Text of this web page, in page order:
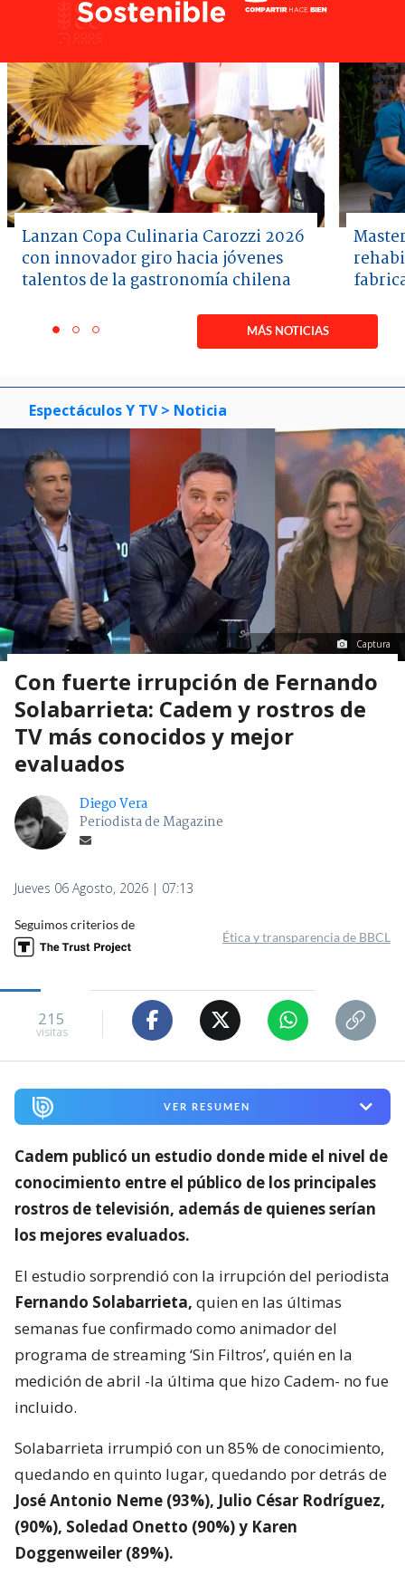
Lanzan Copa Culinaria Carozzi 2026
con innovador giro hacia jóvenes
talentos de la gastronomía chilena
itemitemitem
MÁS NOTICIAS
Espectáculos Y TV > Noticia
Captura
Con fuerte irrupción de Fernando
Solabarrieta: Cadem y rostros de
TV más conocidos y mejor
evaluados
Diego Vera
Periodista de Magazine
Jueves 06 Agosto, 2026 | 07:13
Seguimos criterios de
Ética y transparencia de BBCL
215
visitas
VER RESUMEN
Cadem publicó un estudio donde mide el nivel de
conocimiento entre el público de los principales
rostros de televisión, además de quienes serían
los mejores evaluados.
El estudio sorprendió con la irrupción del periodista
Fernando Solabarrieta, quien en las últimas
semanas fue confirmado como animador del
programa de streaming ‘Sin Filtros’, quién en la
medición de abril -la última que hizo Cadem- no fue
incluido.
Solabarrieta irrumpió con un 85% de conocimiento,
quedando en quinto lugar, quedando por detrás de
José Antonio Neme (93%), Julio César Rodríguez,
(90%), Soledad Onetto (90%) y Karen
Doggenweiler (89%).